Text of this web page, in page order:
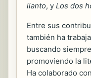
llanto, y Los dos
Entre sus
también ha
buscando
promoviendo la
Ha colaborado